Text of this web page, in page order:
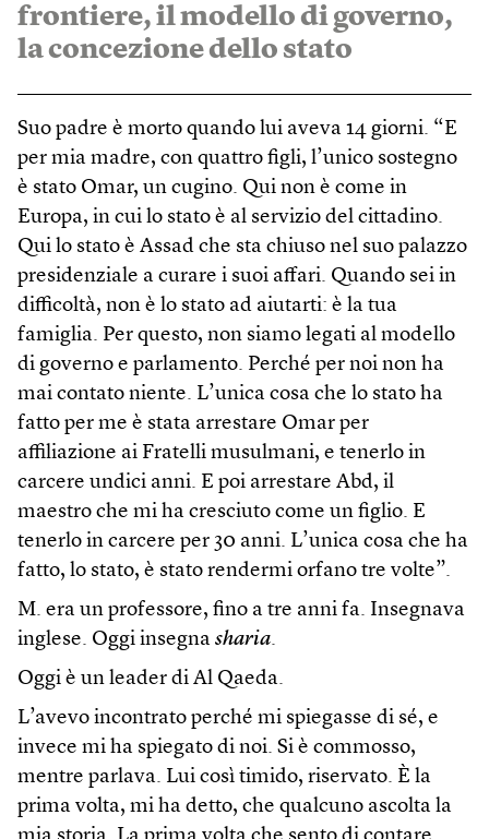
frontiere, il modello di governo,
la concezione dello stato
Suo padre è morto quando lui aveva 14 giorni. “E
per mia madre, con quattro figli, l’unico sostegno
è stato Omar, un cugino. Qui non è come in
Europa, in cui lo stato è al servizio del cittadino.
Qui lo stato è Assad che sta chiuso nel suo palazzo
presidenziale a curare i suoi affari. Quando sei in
difficoltà, non è lo stato ad aiutarti: è la tua
famiglia. Per questo, non siamo legati al modello
di governo e parlamento. Perché per noi non ha
mai contato niente. L’unica cosa che lo stato ha
fatto per me è stata arrestare Omar per
affiliazione ai Fratelli musulmani, e tenerlo in
carcere undici anni. E poi arrestare Abd, il
maestro che mi ha cresciuto come un figlio. E
tenerlo in carcere per 30 anni. L’unica cosa che ha
fatto, lo stato, è stato rendermi orfano tre volte”.
M. era un professore, fino a tre anni fa. Insegnava
inglese. Oggi insegna sharia.
Oggi è un leader di Al Qaeda.
L’avevo incontrato perché mi spiegasse di sé, e
invece mi ha spiegato di noi. Si è commosso,
mentre parlava. Lui così timido, riservato. È la
prima volta, mi ha detto, che qualcuno ascolta la